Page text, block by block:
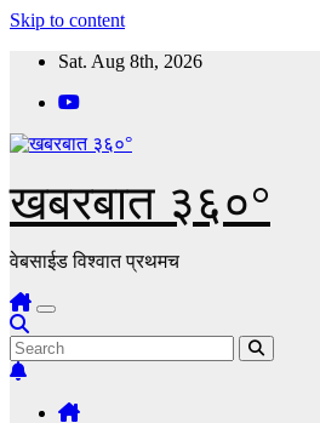
Skip to content
Sat. Aug 8th, 2026
खबरबात ३६०°
वेबसाईड विश्वात प्रथमच